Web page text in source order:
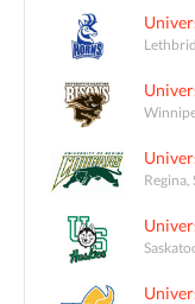
Regina,